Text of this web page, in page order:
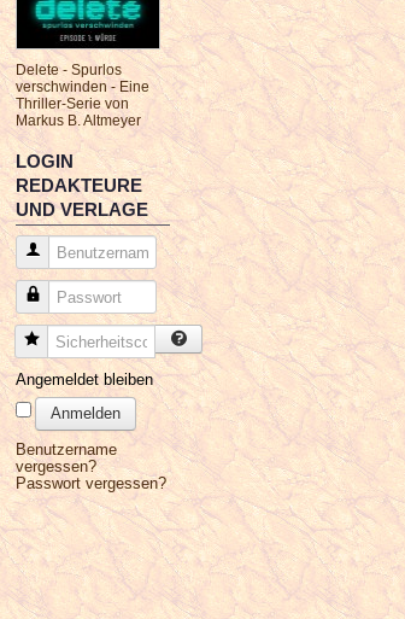
Delete - Spurlos
verschwinden - Eine
Thriller-Serie von
Markus B. Altmeyer
LOGIN
REDAKTEURE
UND VERLAGE
Benutzername
Passwort
Sicherheitscode
Angemeldet bleiben
Anmelden
Benutzername
vergessen?
Passwort vergessen?